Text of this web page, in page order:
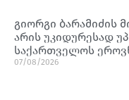
გიორგი ბარამიძის
არის უკიდურესად
საქართველოს
07/08/2026